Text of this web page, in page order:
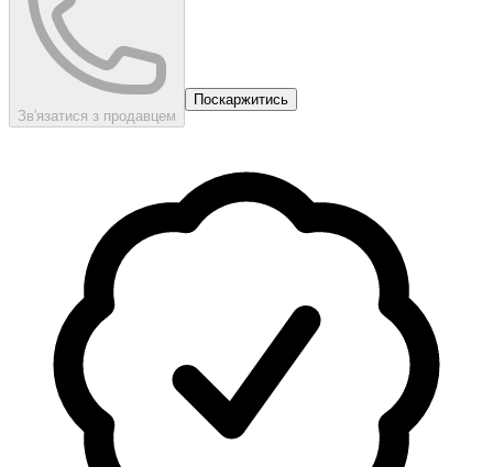
Зв'язатися з продавцем
Поскаржитись